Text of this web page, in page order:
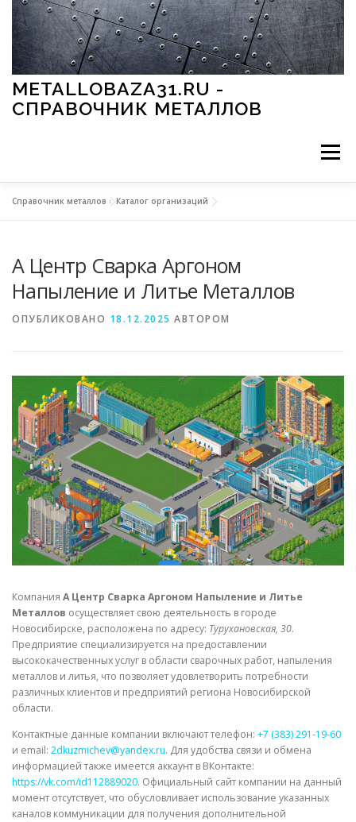
Перейти к содержимому
METALLOBAZA31.RU -
СПРАВОЧНИК МЕТАЛЛОВ
Меню
МЕТАЛЛЫ И ОКРУЖАЮЩАЯ СРЕДА
СВОЙСТВА МЕТАЛЛОВ СОРТА МЕТАЛЛОВ
СТАТЬИ
Справочник металлов »Каталог организаций
А Центр Сварка Аргоном
Напыление и Литье Металлов
ОПУБЛИКОВАНО 18.12.2025 АВТОРОМ
Компания А Центр Сварка Аргоном Напыление и Литье
Металлов осуществляет свою деятельность в городе
Новосибирске, расположена по адресу: Турухановская, 30.
Предприятие специализируется на предоставлении
высококачественных услуг в области сварочных работ, напыления
металлов и литья, что позволяет удовлетворить потребности
различных клиентов и предприятий региона Новосибирской
области.
Контактные данные компании включают телефон: +7 (383) 291-19-60
и email: 2dkuzmichev@yandex.ru. Для удобства связи и обмена
информацией также имеется аккаунт в ВКонтакте:
https://vk.com/id112889020. Официальный сайт компании на данный
момент отсутствует, что обусловливает использование указанных
каналов коммуникации для получения дополнительной